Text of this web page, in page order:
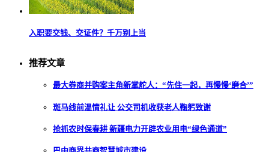
入职要交钱、交证件？千万别上当
推荐文章
最大券商并购案主角新掌舵人：“先住一起，再慢慢‘磨合’”
斑马线前温情礼让 公交司机收获老人鞠躬致谢
抢抓农时保春耕 新疆电力开辟农业用电“绿色通道”